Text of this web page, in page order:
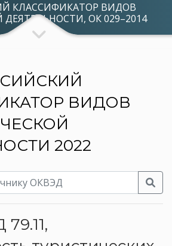
КЛАССИФИКАТОР ВИДОВ
ОК 029–2014
ВИДОВ
2022